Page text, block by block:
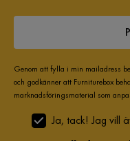
Genom att fylla i min mailadress
och godkänner att Furniturebox
marknadsföringsmaterial som
Ja, tack! Jag vill